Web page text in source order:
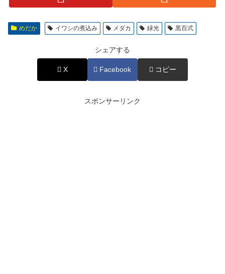
めだか イワシの煮込み メダカ 緑光 黒百式
シェアする
X Facebook コピー
スポンサーリンク